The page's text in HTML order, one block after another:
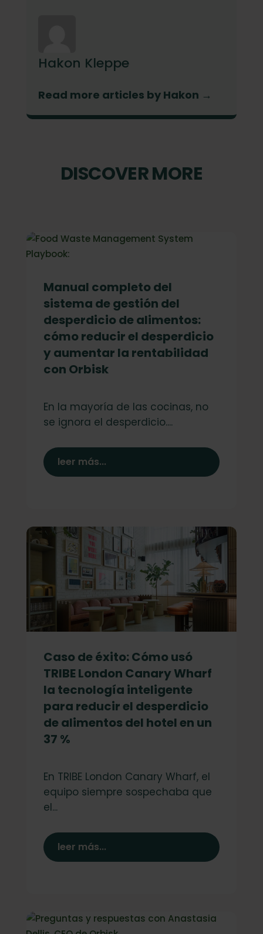
Hakon Kleppe
Read more articles by Hakon →
DISCOVER MORE
Manual completo del
sistema de gestión del
desperdicio de alimentos:
cómo reducir el desperdicio
y aumentar la rentabilidad
con Orbisk
En la mayoría de las cocinas, no
se ignora el desperdicio....
leer más...
Caso de éxito: Cómo usó
TRIBE London Canary Wharf
la tecnología inteligente
para reducir el desperdicio
de alimentos del hotel en un
37 %
En TRIBE London Canary Wharf, el
equipo siempre sospechaba que
el...
leer más...